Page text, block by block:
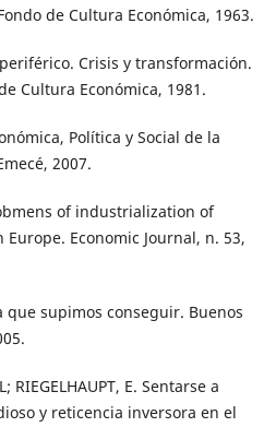
de Cultura Económica, 1963.
periférico. Crisis y transformación.
Cultura Económica, 1981.
Política y Social de la
2007.
of industrialization of
Economic Journal, n. 53,
que supimos conseguir. Buenos
RIEGELHAUPT, E. Sentarse a
y reticencia inversora en el